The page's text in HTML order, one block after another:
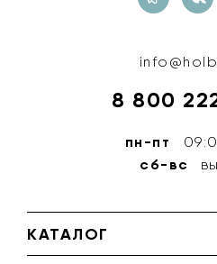
8 800
пн-пт
сб-вс
КАТАЛОГ